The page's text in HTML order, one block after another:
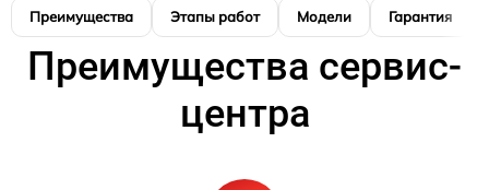
Преимущества Этапы работ Модели Гарантия
Преимущества сервис-
центра